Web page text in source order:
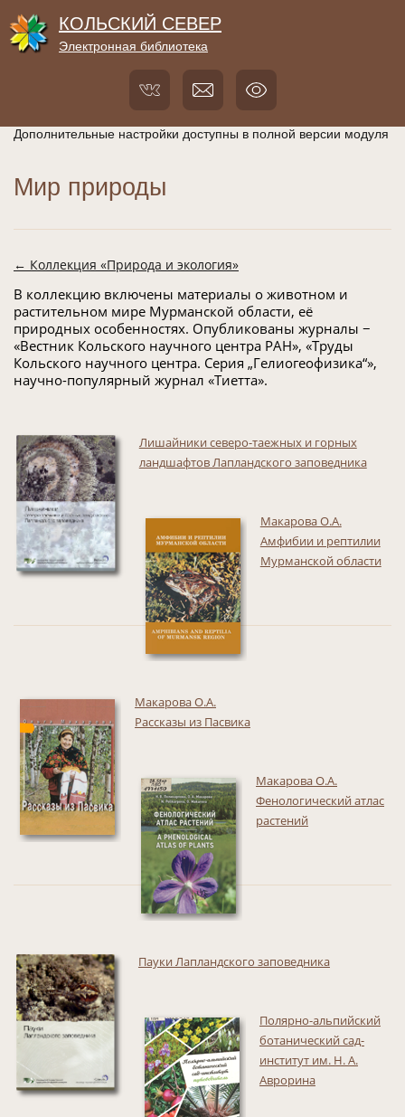
КОЛЬСКИЙ СЕВЕР
Электронная библиотека
Дополнительные настройки доступны в полной версии модуля
Мир природы
← Коллекция «Природа и экология»
В коллекцию включены материалы о животном и
растительном мире Мурманской области, её
природных особенностях. Опубликованы журналы −
«Вестник Кольского научного центра РАН», «Труды
Кольского научного центра. Серия „Гелиогеофизика“»,
научно-популярный журнал «Тиетта».
Лишайники северо-таежных и горных
ландшафтов Лапландского заповедника
Макарова О.А.
Амфибии и рептилии
Мурманской области
Макарова О.А.
Рассказы из Пасвика
Макарова О.А.
Фенологический атлас
растений
Пауки Лапландского заповедника
Полярно-альпийский
ботанический сад-
институт им. Н. А.
Аврорина